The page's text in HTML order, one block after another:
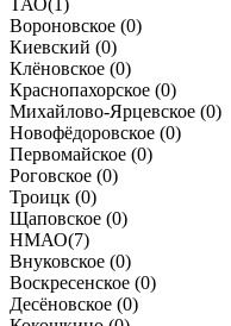
Вороновское (0)
Киевский (0)
Клёновское (0)
Краснопахорское (0)
Михайлово-Ярцевское (0)
Новофёдоровское (0)
Первомайское (0)
Роговское (0)
Троицк (0)
Щаповское (0)
НМАО(7)
Внуковское (0)
Воскресенское (0)
Десёновское (0)